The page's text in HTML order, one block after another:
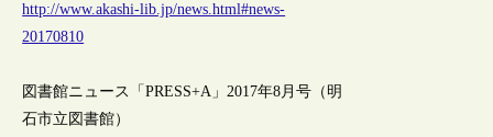
http://www.akashi-lib.jp/news.html#news-
20170810
図書館ニュース「PRESS+A」2017年8月号（明
石市立図書館）